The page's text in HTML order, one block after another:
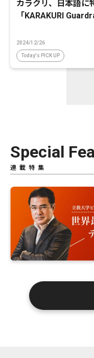
カラクリ、日本語に
「KARAKURI
2024/12/26
Today's PICK UP
Special
連載特集